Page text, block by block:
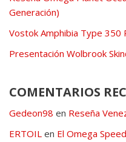
Generación)
Vostok Amphibia Type 350
Presentación Wolbrook
COMENTARIOS
Gedeon98 en Reseña
ERTOIL en El Omega